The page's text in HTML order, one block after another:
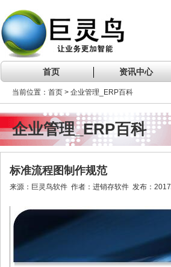
首页 资讯中心
当前位置：首页 > 企业管理_ERP百科
企业管理_ERP百科
标准流程图制作规范
来源：巨灵鸟软件 作者：进销存软件 发布：